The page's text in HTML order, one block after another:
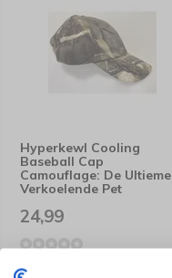
Hyperkewl Cooling
Baseball Cap
Camouflage: De Ultieme
Verkoelende Pet
24,99